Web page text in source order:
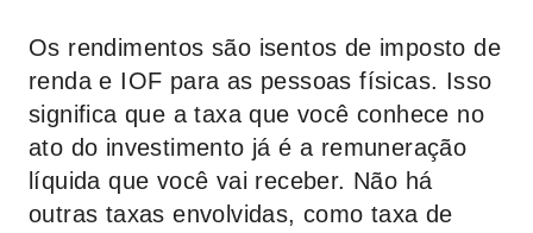
Os rendimentos são isentos de imposto de
renda e IOF para as pessoas físicas. Isso
significa que a taxa que você conhece no
ato do investimento já é a remuneração
líquida que você vai receber. Não há
outras taxas envolvidas, como taxa de